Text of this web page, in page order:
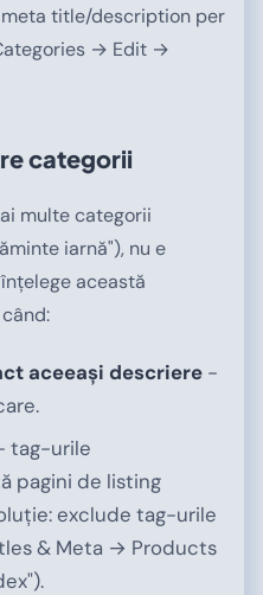
title/description per
→ Edit →
categorii
multe categorii
iarnă"), nu e
această
aceeași descriere-
tag-urile
pagini de listing
exclude tag-urile
& Meta → Products